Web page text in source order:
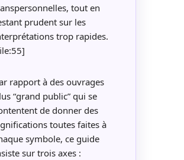
tout en
prudent sur les
trop rapides.
rapport à des ouvrages
“grand public” qui se
de donner des
toutes faites à
symbole, ce guide
sur trois axes :